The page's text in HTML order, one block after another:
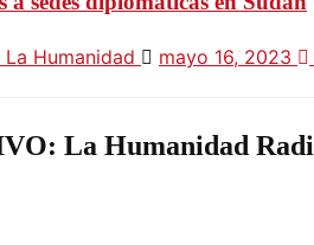
Humanidad mayo 16, 2023
La Humanidad